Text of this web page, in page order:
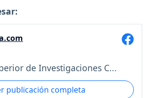
de Investigaciones C...
publicación completa